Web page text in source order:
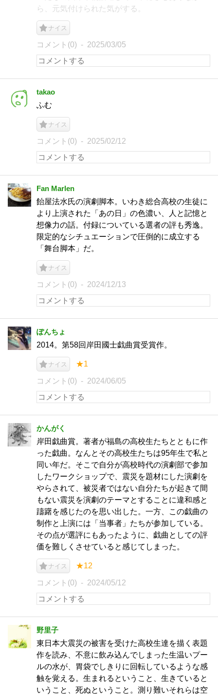
ら、元気付けられた気がする。
ナイス
コメント(0) 2025/03/05
takao
ふむ
ナイス
コメント(0) 2025/02/12
Fan Marlen
飴屋法水氏の演劇脚本。いわき総合高校の生徒に
より上演された「あの日」の色濃い、人と記憶と
想像力の話。付録についている選者の評も秀逸。
限定的なシチュエーションで圧倒的に成立する
「舞台脚本」だ。
ナイス
コメント(0) 2024/12/13
ぽんちょ
2014。第58回岸田國士戯曲賞受賞作。
ナイス ★1
コメント(0) 2024/06/05
かんがく
岸田戯曲賞。著者が福島の高校生たちとともに作
った戯曲。なんとその高校生たちは95年生で私と
同い年だ。そこで自分が高校時代の演劇部で参加
したワークショップで、震災を題材にした演劇を
やらされて、被災者ではない自分たちが起きて間
もない震災を演劇のテーマとすることに違和感と
躊躇を感じたのを思い出した。一方、この戯曲の
制作と上演には「当事者」たちが参加している。
その点が選評にもあったように、戯曲としての評
価を難しくさせていると感じてしまった。
ナイス ★12
コメント(0) 2024/05/12
野里子
東日本大震災の被害を受けた高校生達を描く表題
作を読み、不意に飲み込んでしまった生温いプー
ルの水が、胃袋でしきりに回転しているような感
触を覚える。生まれるということ、生きていると
いうこと、死ぬということ。測り難いそれらは空